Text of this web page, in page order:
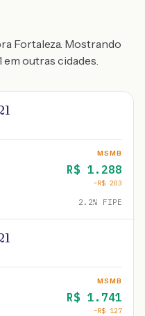
Fortaleza. Mostrando
outras cidades.
MSMB
R$ 1.288
−R$ 203
2.2% FIPE
MSMB
R$ 1.741
−R$ 127